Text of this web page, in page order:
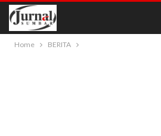
Home BERITA